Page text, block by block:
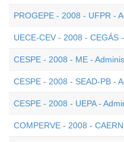
PROGEPE - 2008 - UFPR -
UECE-CEV - 2008 - CEGÁS
CESPE - 2008 - ME -
CESPE - 2008 - SEAD-PB -
CESPE - 2008 - UEPA -
COMPERVE - 2008 -